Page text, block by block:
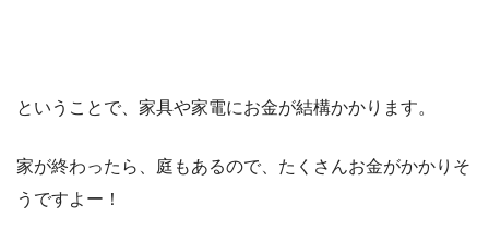
ということで、家具や家電にお金が結構かかります。
家が終わったら、庭もあるので、たくさんお金がかかりそ
うですよー！